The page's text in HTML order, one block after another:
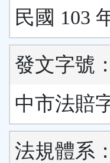
民國 103
發文字號：
中市法賠
法規體系：